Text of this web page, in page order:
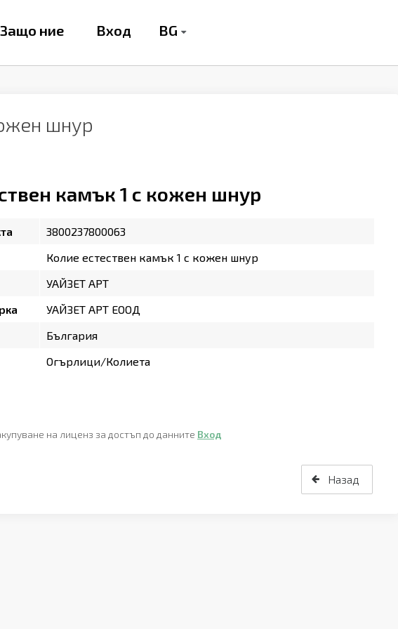
Защо ние Вход BG
шнур
камък 1 с кожен шнур
3800237800063
Колие естествен камък 1 с кожен шнур
УАЙЗЕТ АРТ
УАЙЗЕТ АРТ ЕООД
България
Огърлици/Колиета
на лиценз за достъп до данните Вход
Назад